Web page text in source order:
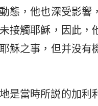
態，他也深受影響
接觸耶穌，因此，
穌之事，但并没有
是當時所説的加利